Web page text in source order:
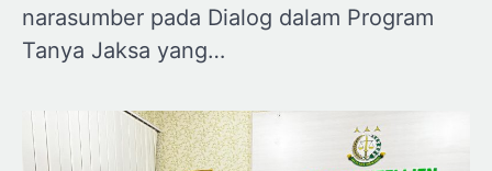
narasumber pada Dialog dalam Program
Tanya Jaksa yang…